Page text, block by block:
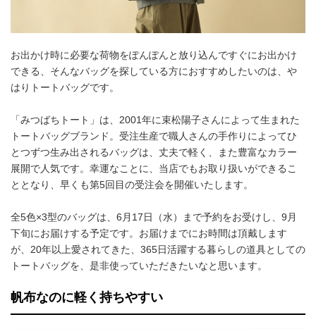
お出かけ時に必要な荷物をぽんぽんと放り込んですぐにお出かけ
できる、そんなバッグを探している方におすすめしたいのは、や
はりトートバッグです。
「みつばちトート」は、2001年に束松陽子さんによって生まれた
トートバッグブランド。受注生産で職人さんの手作りによってひ
とつずつ生み出されるバッグは、丈夫で軽く、また豊富なカラー
展開で人気です。幸運なことに、当店でもお取り扱いができるこ
ととなり、早くも第5回目の受注会を開催いたします。
全5色×3型のバッグは、6月17日（水）まで予約をお受けし、9月
下旬にお届けする予定です。お届けまでにお時間は頂戴します
が、20年以上愛されてきた、365日活躍する暮らしの道具としての
トートバッグを、是非使っていただきたいなと思います。
帆布なのに軽く持ちやすい